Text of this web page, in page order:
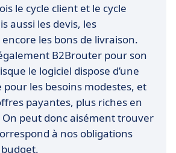
le cycle client et le cycle
aussi les devis, les
les bons de livraison.
B2Brouter pour son
le logiciel dispose d’une
les besoins modestes, et
payantes, plus riches en
peut donc aisément trouver
à nos obligations